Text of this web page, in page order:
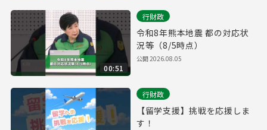
00:51
行財政
令和8年熊本地震 都の対応状
況等（8/5時点）
公開2026.08.05
行財政
【留学支援】挑戦を応援しま
す！